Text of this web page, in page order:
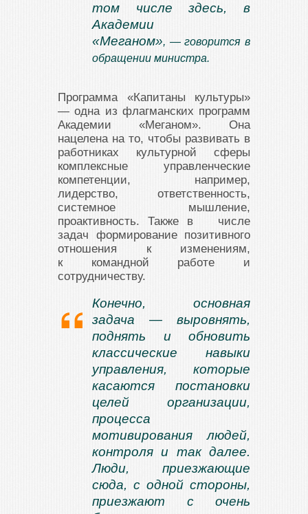
том числе здесь, в
Академии
«Меганом», — говорится в
обращении министра.
Программа «Капитаны культуры»
— одна из флагманских программ
Академии «Меганом». Она
нацелена на то, чтобы развивать в
работниках культурной сферы
комплексные управленческие
компетенции, например,
лидерство, ответственность,
системное мышление,
проактивность. Также в числе
задач формирование позитивного
отношения к изменениям,
к командной работе и
сотрудничеству.
Конечно, основная
задача — выровнять,
поднять и обновить
классические навыки
управления, которые
касаются постановки
целей организации,
процесса
мотивирования людей,
контроля и так далее.
Люди, приезжающие
сюда, с одной стороны,
приезжают с очень